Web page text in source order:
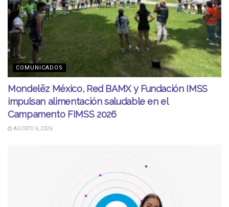
COMUNICADOS
Mondelēz México, Red BAMX y Fundación IMSS
impulsan alimentación saludable en el
Campamento FIMSS 2026
AGOSTO 6, 2026